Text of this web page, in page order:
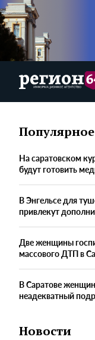
Популярное
На саратовском
будут готовить
В Энгельсе для
привлекут
Две женщины
массового ДТП в
В Саратове
неадекватный
Новости